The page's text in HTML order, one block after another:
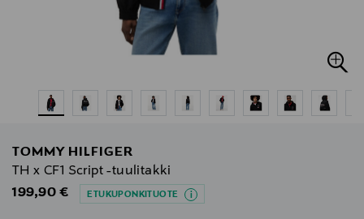
TOMMY HILFIGER
TH x CF1 Script -tuulitakki
Original Price
199,90 € ETUKUPONKITUOTE